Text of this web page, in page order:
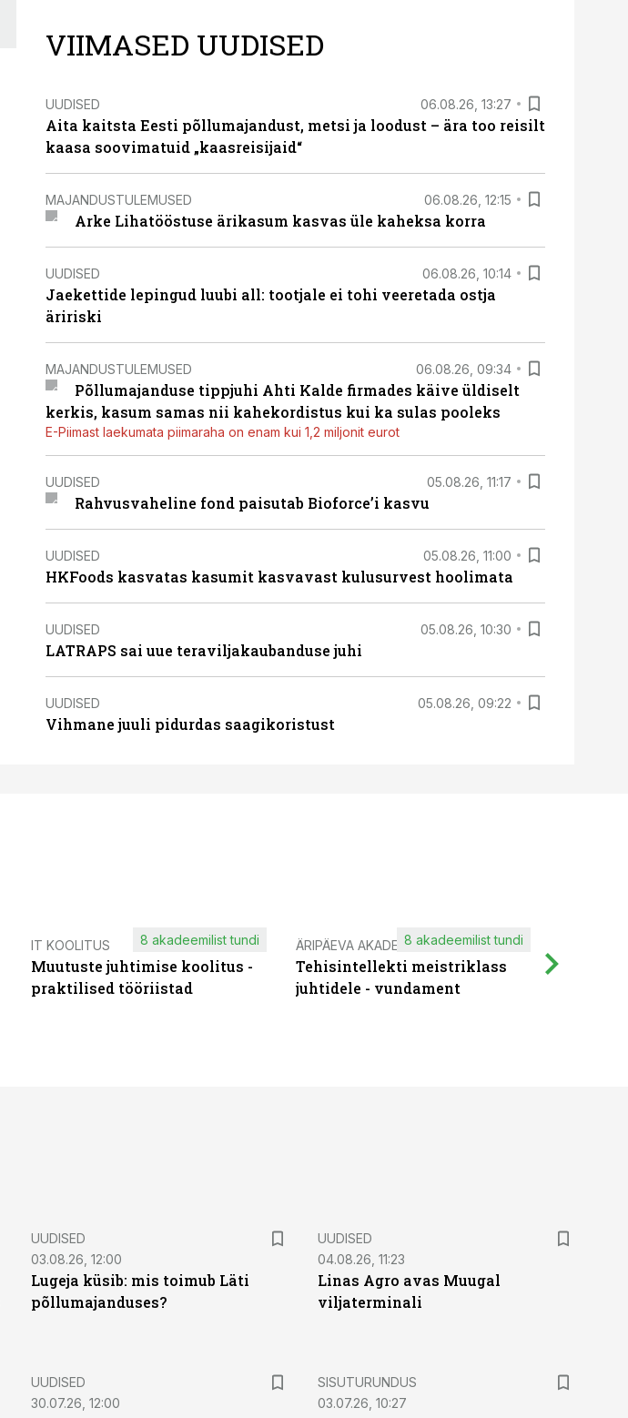
VIIMASED UUDISED
UUDISED 06.08.26, 13:27
Aita kaitsta Eesti põllumajandust, metsi ja loodust – ära too reisilt
kaasa soovimatuid „kaasreisijaid“
MAJANDUSTULEMUSED 06.08.26, 12:15
Arke Lihatööstuse ärikasum kasvas üle kaheksa korra
UUDISED 06.08.26, 10:14
Jaekettide lepingud luubi all: tootjale ei tohi veeretada ostja
äririski
MAJANDUSTULEMUSED 06.08.26, 09:34
Põllumajanduse tippjuhi Ahti Kalde firmades käive üldiselt
kerkis, kasum samas nii kahekordistus kui ka sulas pooleks
E-Piimast laekumata piimaraha on enam kui 1,2 miljonit eurot
UUDISED 05.08.26, 11:17
Rahvusvaheline fond paisutab Bioforce’i kasvu
UUDISED 05.08.26, 11:00
HKFoods kasvatas kasumit kasvavast kulusurvest hoolimata
UUDISED 05.08.26, 10:30
LATRAPS sai uue teraviljakaubanduse juhi
UUDISED 05.08.26, 09:22
Vihmane juuli pidurdas saagikoristust
IT KOOLITUS
Muutuste juhtimise koolitus -
praktilised tööriistad
8 akadeemilist tundi ÄRIPÄEVA AKADEEMIA
Tehisintellekti meistriklass
juhtidele - vundament
8 akadeemilist tundi
UUDISED
03.08.26, 12:00
Lugeja küsib: mis toimub Läti
põllumajanduses?
UUDISED
04.08.26, 11:23
Linas Agro avas Muugal
viljaterminali
UUDISED
30.07.26, 12:00
ST
SISUTURUNDUS
03.07.26, 10:27